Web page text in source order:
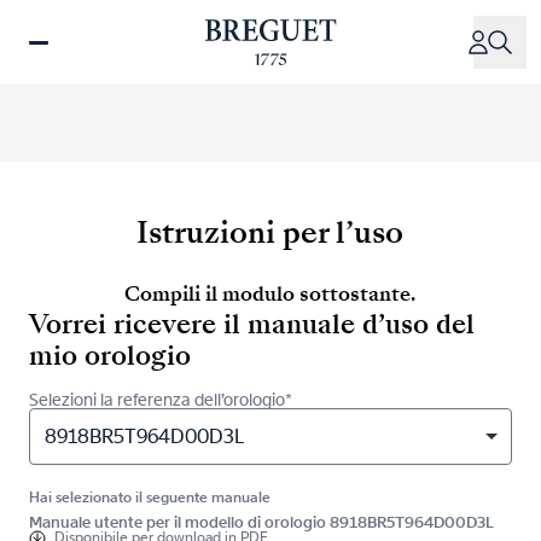
Istruzioni per l’uso
Compili il modulo sottostante.
Vorrei ricevere il manuale d’uso del
mio orologio
Selezioni la referenza dell’orologio*
8918BR5T964D00D3L
Hai selezionato il seguente manuale
Manuale utente per il modello di orologio 8918BR5T964D00D3L